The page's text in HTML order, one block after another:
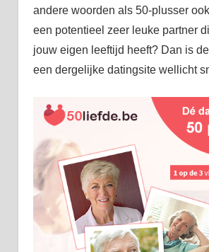
andere woorden als 50-plusser
een potentieel zeer leuke partner
jouw eigen leeftijd heeft? Dan is
een dergelijke datingsite wellicht